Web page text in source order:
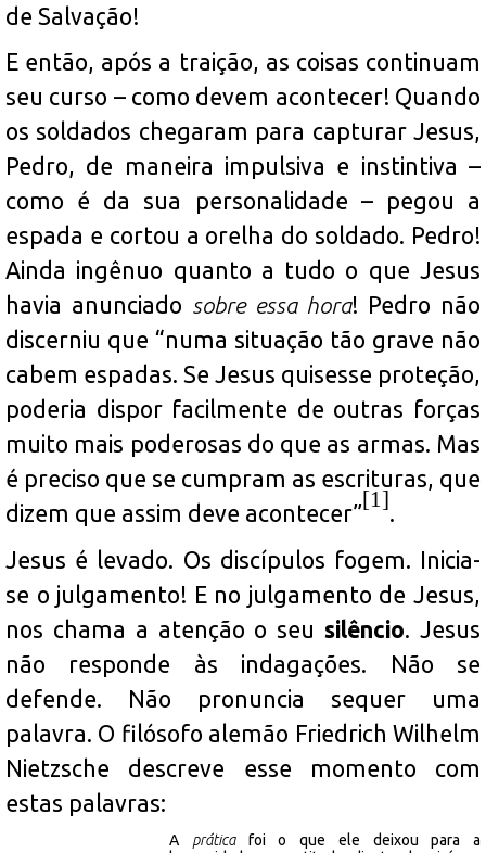
de Salvação!
E então, após a traição, as coisas continuam
seu curso – como devem acontecer! Quando
os soldados chegaram para capturar Jesus,
Pedro, de maneira impulsiva e instintiva –
como é da sua personalidade – pegou a
espada e cortou a orelha do soldado. Pedro!
Ainda ingênuo quanto a tudo o que Jesus
havia anunciado sobre essa hora! Pedro não
discerniu que “numa situação tão grave não
cabem espadas. Se Jesus quisesse proteção,
poderia dispor facilmente de outras forças
muito mais poderosas do que as armas. Mas
é preciso que se cumpram as escrituras, que
dizem que assim deve acontecer”
[1]
.
Jesus é levado. Os discípulos fogem. Inicia-
se o julgamento! E no julgamento de Jesus,
nos chama a atenção o seusilêncio. Jesus
não responde às indagações. Não se
defende. Não pronuncia sequer uma
palavra. O filósofo alemão Friedrich Wilhelm
Nietzsche descreve esse momento com
estas palavras:
A práticafoi o que ele deixou para a